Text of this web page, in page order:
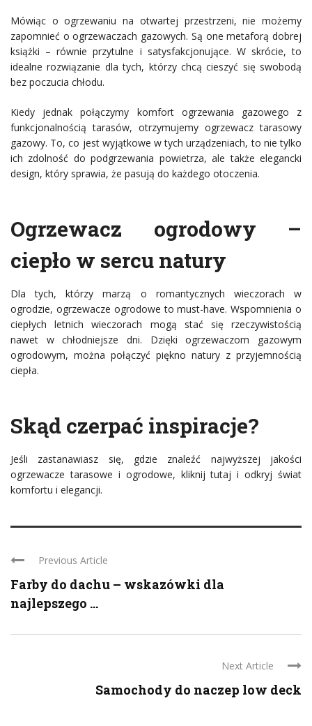
Mówiąc o ogrzewaniu na otwartej przestrzeni, nie możemy
zapomnieć o ogrzewaczach gazowych. Są one metaforą dobrej
książki – równie przytulne i satysfakcjonujące. W skrócie, to
idealne rozwiązanie dla tych, którzy chcą cieszyć się swobodą
bez poczucia chłodu.
Kiedy jednak połączymy komfort ogrzewania gazowego z
funkcjonalnością tarasów, otrzymujemy ogrzewacz tarasowy
gazowy. To, co jest wyjątkowe w tych urządzeniach, to nie tylko
ich zdolność do podgrzewania powietrza, ale także elegancki
design, który sprawia, że pasują do każdego otoczenia.
Ogrzewacz ogrodowy –
ciepło w sercu natury
Dla tych, którzy marzą o romantycznych wieczorach w
ogrodzie, ogrzewacze ogrodowe to must-have. Wspomnienia o
ciepłych letnich wieczorach mogą stać się rzeczywistością
nawet w chłodniejsze dni. Dzięki ogrzewaczom gazowym
ogrodowym, można połączyć piękno natury z przyjemnością
ciepła.
Skąd czerpać inspiracje?
Jeśli zastanawiasz się, gdzie znaleźć najwyższej jakości
ogrzewacze tarasowe i ogrodowe, kliknij tutaj i odkryj świat
komfortu i elegancji.
Previous Article
Farby do dachu – wskazówki dla
najlepszego ...
Next Article
Samochody do naczep low deck